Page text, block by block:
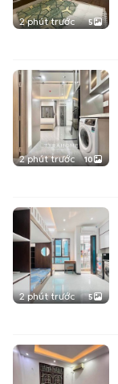
2 phút trước 5
2 phút trước 10
2 phút trước 5